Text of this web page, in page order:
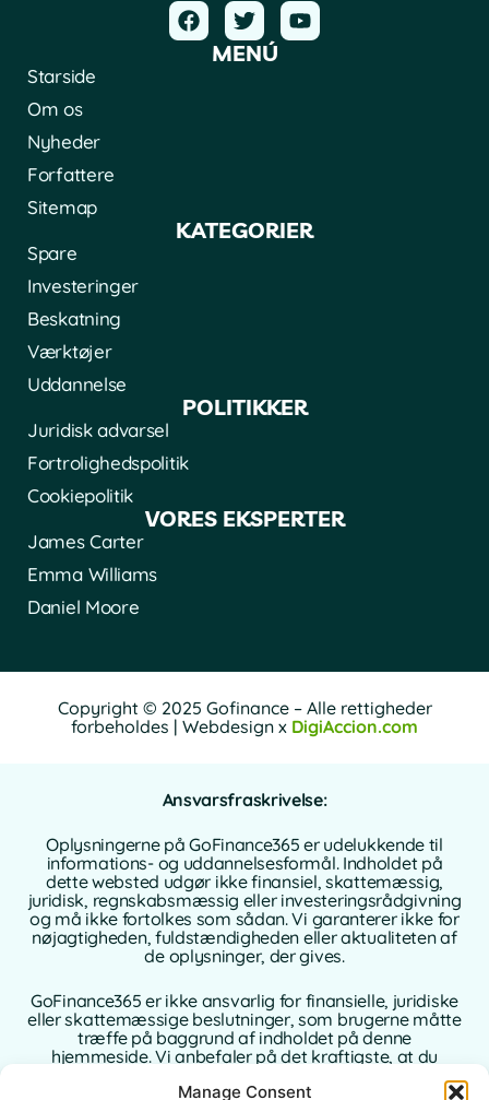
Manage Consent
MENÚ
Starside
Om os
Nyheder
Forfattere
Sitemap
KATEGORIER
Spare
Investeringer
Beskatning
Værktøjer
Uddannelse
POLITIKKER
Juridisk advarsel
Fortrolighedspolitik
Cookiepolitik
VORES EKSPERTER
James Carter
Emma Williams
Daniel Moore
Copyright © 2025 Gofinance – Alle rettigheder
forbeholdes | Webdesign x DigiAccion.com
Ansvarsfraskrivelse:
Oplysningerne på GoFinance365 er udelukkende til
informations- og uddannelsesformål. Indholdet på
dette websted udgør ikke finansiel, skattemæssig,
juridisk, regnskabsmæssig eller investeringsrådgivning
og må ikke fortolkes som sådan. Vi garanterer ikke for
nøjagtigheden, fuldstændigheden eller aktualiteten af
de oplysninger, der gives.
GoFinance365 er ikke ansvarlig for finansielle, juridiske
eller skattemæssige beslutninger, som brugerne måtte
træffe på baggrund af indholdet på denne
hjemmeside. Vi anbefaler på det kraftigste, at du
hjemland, inden du træffer beslutninger vedrørende